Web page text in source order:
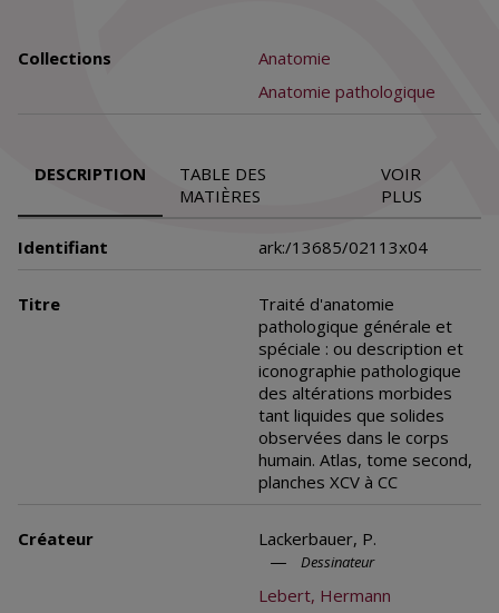
Collections
Anatomie
Anatomie pathologique
DESCRIPTION
TABLE DES
MATIÈRES
VOIR
PLUS
Identifiant ark:/13685/02113x04
Titre
Traité d'anatomie
pathologique générale et
spéciale : ou description et
iconographie pathologique
des altérations morbides
tant liquides que solides
observées dans le corps
humain. Atlas, tome second,
planches XCV à CC
Créateur Lackerbauer, P.
Dessinateur
Lebert, Hermann